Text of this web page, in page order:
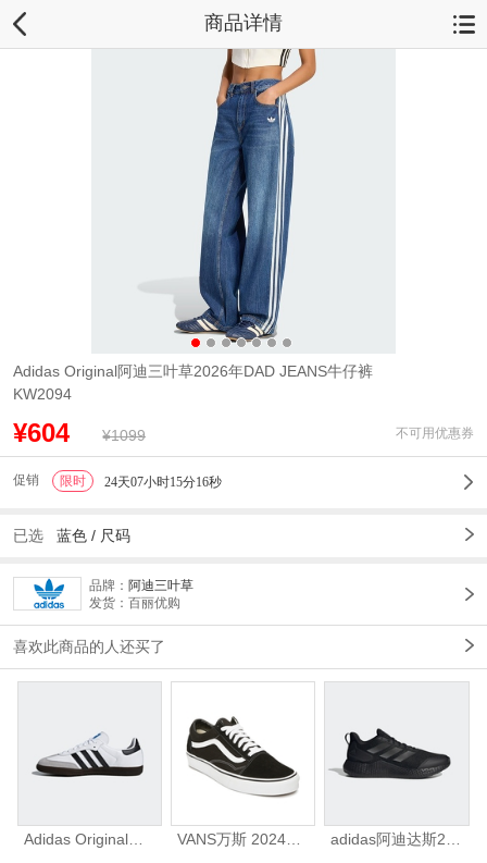
商品详情
Adidas Original阿迪三叶草2026年DAD JEANS牛仔裤
KW2094
¥604 ¥1099 不可用优惠券
促销 限时 24天07小时15分15秒
已选 蓝色 / 尺码
品牌： 阿迪三叶草
发货：百丽优购
喜欢此商品的人还买了
Adidas Original阿迪三叶草2026年SAMBA OG运动休闲鞋B75806 VANS万斯 2024年新款中性OldSkool帆布鞋/硫化鞋VN000D3HY28（延续款） adidas阿迪达斯2025中性edge gamedaySPW FTW-跑步GW2499